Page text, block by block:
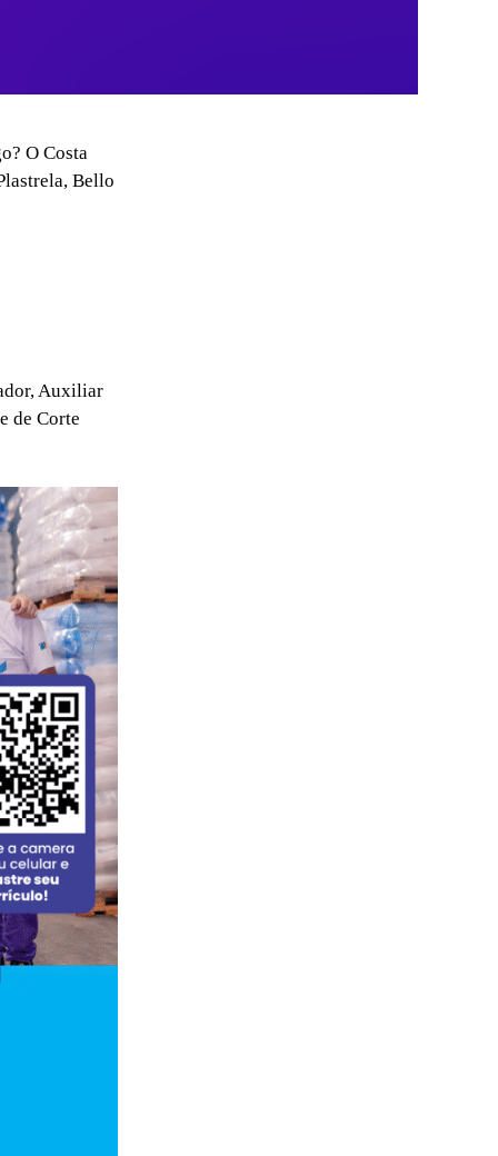
O Costa
Bello
Auxiliar
de Corte